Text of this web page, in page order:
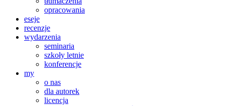
opracowania
eseje
recenzje
wydarzenia
seminaria
szkoły letnie
konferencje
my
o nas
dla autorek
licencja